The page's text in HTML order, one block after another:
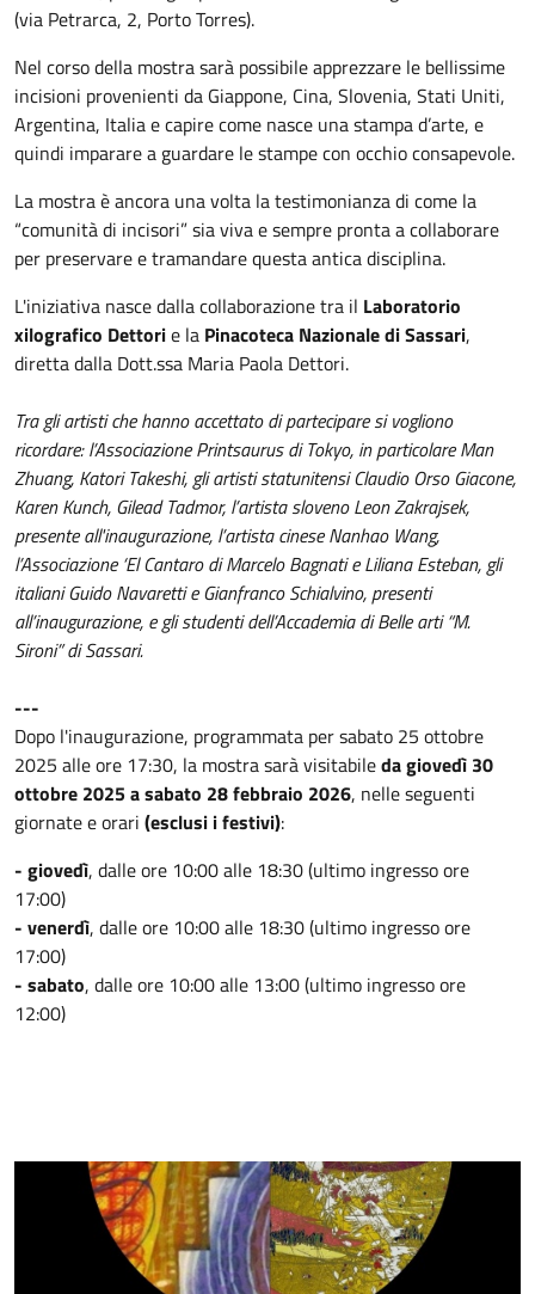
(via Petrarca, 2, Porto Torres).
Nel corso della mostra sarà possibile apprezzare le bellissime
incisioni provenienti da Giappone, Cina, Slovenia, Stati Uniti,
Argentina, Italia e capire come nasce una stampa d’arte, e
quindi imparare a guardare le stampe con occhio consapevole.
La mostra è ancora una volta la testimonianza di come la
“comunità di incisori” sia viva e sempre pronta a collaborare
per preservare e tramandare questa antica disciplina.
L'iniziativa nasce dalla collaborazione tra il Laboratorio
xilografico Dettorie la Pinacoteca Nazionale di Sassari,
diretta dalla Dott.ssa Maria Paola Dettori.
Tra gli artisti che hanno accettato di partecipare si vogliono
ricordare: l’Associazione Printsaurus di Tokyo, in particolare Man
Zhuang, Katori Takeshi, gli artisti statunitensi Claudio Orso Giacone,
Karen Kunch, Gilead Tadmor, l’artista sloveno Leon Zakrajsek,
presente all'inaugurazione, l’artista cinese Nanhao Wang,
l’Associazione ‘El Cantaro di Marcelo Bagnati e Liliana Esteban, gli
italiani Guido Navaretti e Gianfranco Schialvino, presenti
all’inaugurazione, e gli studenti dell’Accademia di Belle arti “M.
Sironi” di Sassari.
---
Dopo l'inaugurazione, programmata per sabato 25 ottobre
2025 alle ore 17:30, la mostra sarà visitabileda giovedì 30
ottobre 2025 a sabato 28 febbraio 2026, nelle seguenti
giornate e orari (esclusi i festivi):
- giovedì, dalle ore 10:00 alle 18:30 (ultimo ingresso ore
17:00)
- venerdì, dalle ore 10:00 alle 18:30 (ultimo ingresso ore
17:00)
- sabato, dalle ore 10:00 alle 13:00 (ultimo ingresso ore
12:00)